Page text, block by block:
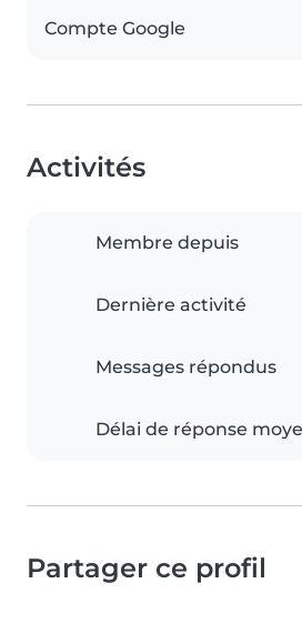
Compte Google
Activités
Membre depuis
Dernière activité
Messages répondus
Délai de réponse
Partager ce profil